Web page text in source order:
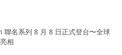
名系列 8 月 8 日正式登台〜全球
相